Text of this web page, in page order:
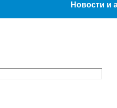
Новости и